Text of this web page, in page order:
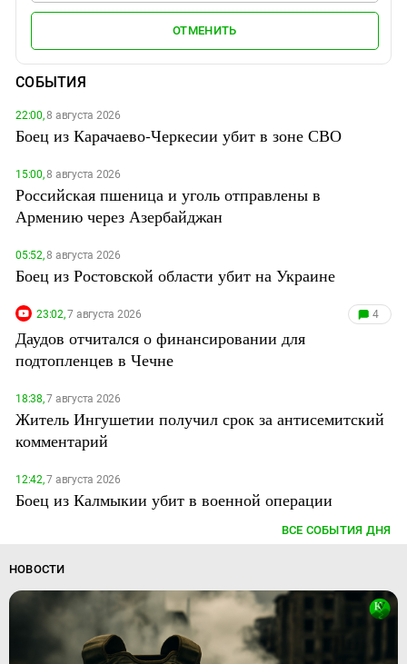
ОТМЕНИТЬ
СОБЫТИЯ
22:00,8 августа 2026
Боец из Карачаево-Черкесии убит в зоне СВО
15:00,8 августа 2026
Российская пшеница и уголь отправлены в
Армению через Азербайджан
05:52,8 августа 2026
Боец из Ростовской области убит на Украине
23:02,7 августа 2026 4
Даудов отчитался о финансировании для
подтопленцев в Чечне
18:38,7 августа 2026
Житель Ингушетии получил срок за антисемитский
комментарий
12:42,7 августа 2026
Боец из Калмыкии убит в военной операции
ВСЕ СОБЫТИЯ ДНЯ
НОВОСТИ